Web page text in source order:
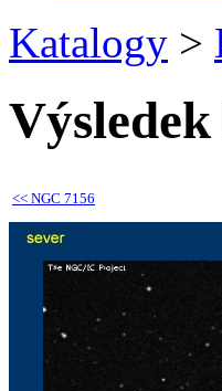
Katalogy >
<< NGC 7156